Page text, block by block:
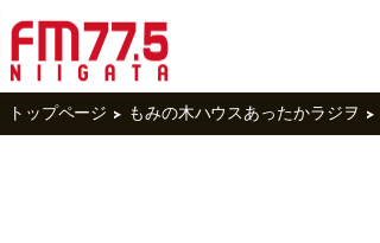
トップページ もみの木ハウスあったかラジヲ